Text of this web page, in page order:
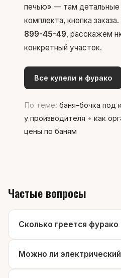
печью» — там детальные
комплекта, кнопка
899-45-49, расскажем
конкретный участок.
Все купели и фурако
По теме: баня-бочка под
у производителя • как
цены по баням
Частые вопросы
Сколько греется
Можно ли